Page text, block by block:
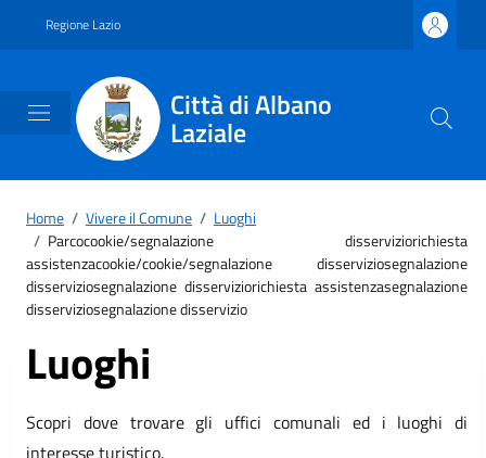
Regione Lazio
Città di Albano
Laziale
Home / Vivere il Comune / Luoghi
/ Parcocookie/segnalazione disserviziorichiesta
assistenzacookie/cookie/segnalazione disserviziosegnalazione
disserviziosegnalazione disserviziorichiesta assistenzasegnalazione
disserviziosegnalazione disservizio
Luoghi
Scopri dove trovare gli uffici comunali ed i luoghi di
interesse turistico.